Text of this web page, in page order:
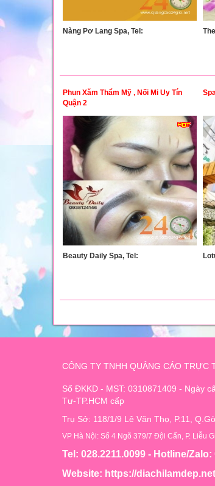
Nàng Pơ Lang Spa, Tel:
Phun Xăm Thẩm Mỹ , Nối Mi Uy Tín
Quận 2
Beauty Daily Spa, Tel:
CÔNG TY TNHH QUẢNG CÁO TRỰC
Số ĐKKD - MST: 0310871409 - Ngày
Tư-TP.HCM cấp
Trụ Sở: 118/1/9 Lê Văn Thọ, P.11,
VP Hà Nội: Số 4 Ngõ 379/7 Đội Cấn, P. Liễu
Tel: 028.2211.0099 - Hotline/Zalo:
Website: https://